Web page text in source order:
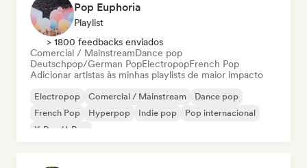
Pop Euphoria
Playlist
> 1800 feedbacks enviados
Comercial / MainstreamDance pop
Deutschpop/German PopElectropopFrench Pop
Adicionar artistas às minhas playlists de maior impacto
Electropop Comercial / Mainstream
Dance pop
French Pop
Hyperpop Indie pop
Pop internacional
K-Pop/J-Pop